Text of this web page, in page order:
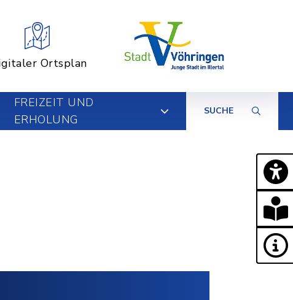
Ortsplan
FREIZEIT UND
ERHOLUNG
SUCHE